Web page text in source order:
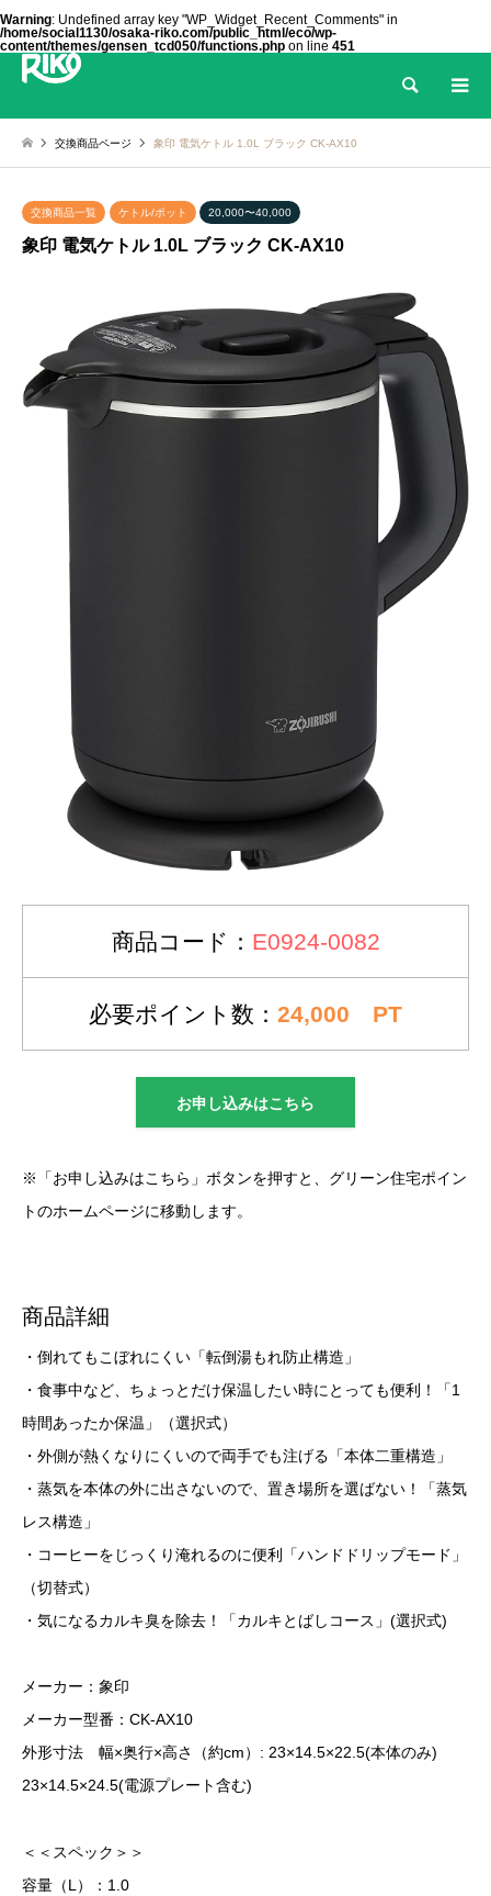
Warning: Undefined array key "WP_Widget_Recent_Comments" in
/home/social1130/osaka-riko.com/public_html/eco/wp-
content/themes/gensen_tcd050/functions.php on line 451
検索
交換商品ページ 象印 電気ケトル 1.0L ブラック CK-AX10
交換商品一覧 ケトル/ポット 20,000〜40,000
象印 電気ケトル 1.0L ブラック CK-AX10
商品コード： E0924-0082
必要ポイント数： 24,000 PT
お申し込みはこちら
※「お申し込みはこちら」ボタンを押すと、グリーン住宅ポイン
トのホームページに移動します。
商品詳細
・倒れてもこぼれにくい「転倒湯もれ防止構造」
・食事中など、ちょっとだけ保温したい時にとっても便利！「1
時間あったか保温」（選択式）
・外側が熱くなりにくいので両手でも注げる「本体二重構造」
・蒸気を本体の外に出さないので、置き場所を選ばない！「蒸気
レス構造」
・コーヒーをじっくり淹れるのに便利「ハンドドリップモード」
（切替式）
・気になるカルキ臭を除去！「カルキとばしコース」(選択式)
メーカー：象印
メーカー型番：CK-AX10
外形寸法 幅×奥行×高さ（約cm）: 23×14.5×22.5(本体のみ)
23×14.5×24.5(電源プレート含む)
＜＜スペック＞＞
容量（L）：1.0